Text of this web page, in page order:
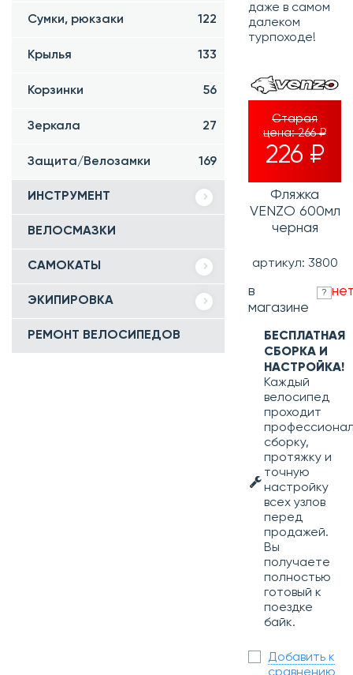
Сумки, рюкзаки 122
Крылья 133
Корзинки 56
Зеркала 27
Защита/Велозамки 169
ИНСТРУМЕНТ
ВЕЛОСМАЗКИ
САМОКАТЫ
ЭКИПИРОВКА
РЕМОНТ ВЕЛОСИПЕДОВ
даже в самом
далеком
турпоходе!
Старая
цена:266 ₽
226 ₽
Фляжка
VENZO 600мл
черная
артикул: 3800
в
магазине
?
БЕСПЛАТНАЯ
СБОРКА И
НАСТРОЙКА!
Каждый
велосипед
проходит
сборку,
протяжку и
точную
настройку
всех узлов
перед
продажей.
Вы
получаете
полностью
готовый к
поездке
байк.
Добавить к
сравнению